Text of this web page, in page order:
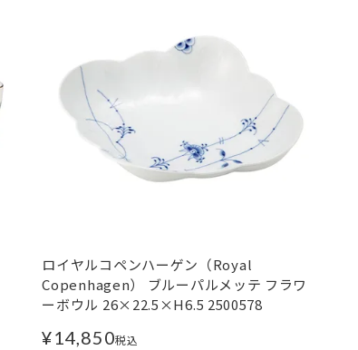
ロイヤルコペンハーゲン（Royal
Copenhagen） ブルーパルメッテ フラワ
ーボウル 26×22.5×H6.5 2500578
¥14,850税込